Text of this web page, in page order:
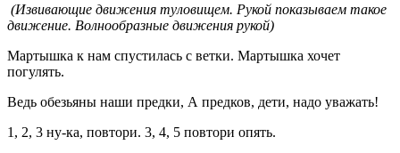
(Извивающие движения туловищем. Рукой показываем такое
движение. Волнообразные движения рукой)
Мартышка к нам спустилась с ветки. Мартышка хочет
погулять.
Ведь обезьяны наши предки, А предков, дети, надо уважать!
1, 2, 3 ну-ка, повтори. 3, 4, 5 повтори опять.